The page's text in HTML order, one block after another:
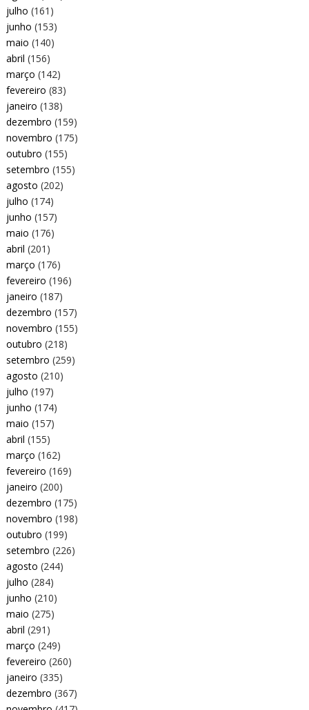
julho (161)
junho (153)
maio (140)
abril (156)
março (142)
fevereiro (83)
janeiro (138)
dezembro (159)
novembro (175)
outubro (155)
setembro (155)
agosto (202)
julho (174)
junho (157)
maio (176)
abril (201)
março (176)
fevereiro (196)
janeiro (187)
dezembro (157)
novembro (155)
outubro (218)
setembro (259)
agosto (210)
julho (197)
junho (174)
maio (157)
abril (155)
março (162)
fevereiro (169)
janeiro (200)
dezembro (175)
novembro (198)
outubro (199)
setembro (226)
agosto (244)
julho (284)
junho (210)
maio (275)
abril (291)
março (249)
fevereiro (260)
janeiro (335)
dezembro (367)